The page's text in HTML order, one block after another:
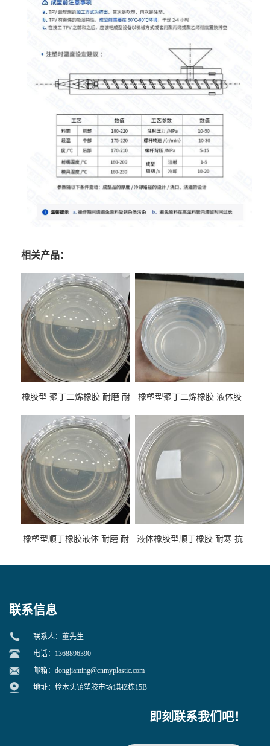
相关产品：
橡胶型 聚丁二烯橡胶 耐磨 耐
性
橡塑型聚丁二烯橡胶 液体胶
专用
橡塑型顺丁橡胶液体 耐磨 耐
液体橡胶型顺丁橡胶 耐寒 抗
联系信息
联系人：董先生
电话：1368896390
邮箱： dongjiaming@cnmyplastic.com
地址：樟木头镇塑胶市场1期Z栋15B
即刻联系我们吧！